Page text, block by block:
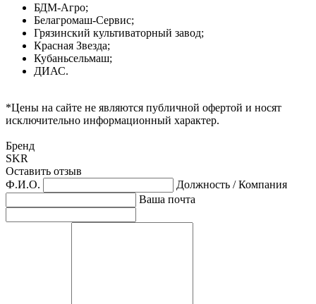
БДМ-Агро;
Белагромаш-Сервис;
Грязинский культиваторный завод;
Красная Звезда;
Кубаньсельмаш;
ДИАС.
*Цены на сайте не являются публичной офертой и носят
исключительно информационный характер.
Бренд
SKR
Оставить отзыв
Ф.И.О.
Должность / Компания
Ваша почта